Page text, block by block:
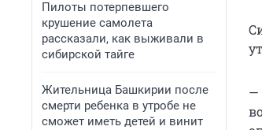
Пилоты потерпевшего
крушение самолета
рассказали, как выживали в
сибирской тайге
Жительница Башкирии после
смерти ребенка в утробе не
сможет иметь детей и винит
—